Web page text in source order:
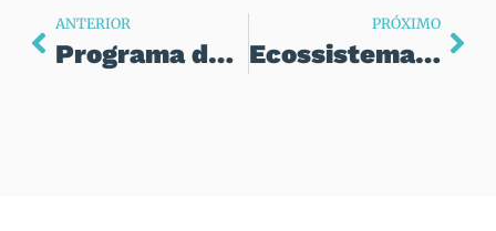
ANTERIOR
Programa de Expansão Estratégica e Inovação no Ecossistema de Saúde
PRÓXIMO
Ecossistema Hospitalar Integrado: uma nova estratégia para transformar instituições